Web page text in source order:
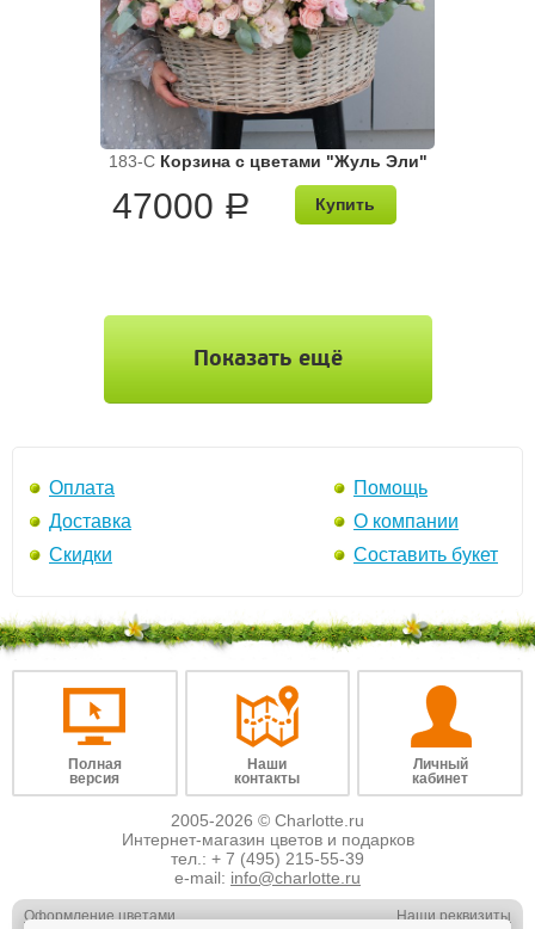
183-C Корзина с цветами "Жуль Эли"
47000 a Купить
Показать ещё
Оплата
Доставка
Скидки
Помощь
О компании
Составить букет
Полная
версия
Наши
контакты
Личный
кабинет
2005-2026 © Charlotte.ru
Интернет-магазин цветов и подарков
тел.: + 7 (495) 215-55-39
e-mail: info@charlotte.ru
Оформление цветами
Наши реквизиты